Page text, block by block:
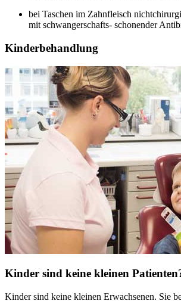
bei Taschen im Zahnfleisch
mit schwangerschafts- schonender
Kinderbehandlung
Kinder sind keine kleinen
Kinder sind keine kleinen Erwachsenen. Sie